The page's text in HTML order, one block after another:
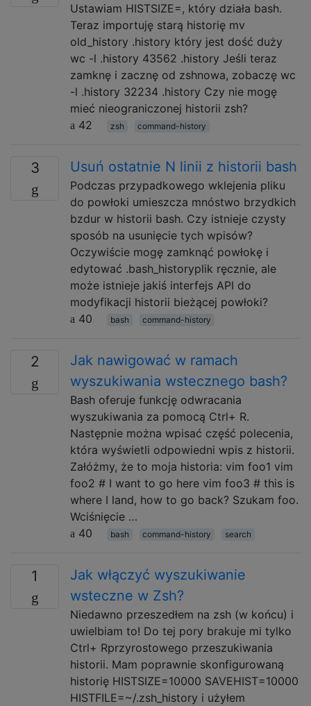
Ustawiam HISTSIZE=, który działa bash.
Teraz importuję starą historię mv
old_history .history który jest dość duży
wc -l .history 43562 .history Jeśli teraz
zamknę i zacznę od zshnowa, zobaczę wc
-l .history 32234 .history Czy nie mogę
mieć nieograniczonej historii zsh?
42
zsh command-history
3 Usuń ostatnie N linii z historii bash
Podczas przypadkowego wklejenia pliku
do powłoki umieszcza mnóstwo brzydkich
bzdur w historii bash. Czy istnieje czysty
sposób na usunięcie tych wpisów?
Oczywiście mogę zamknąć powłokę i
edytować .bash_historyplik ręcznie, ale
może istnieje jakiś interfejs API do
modyfikacji historii bieżącej powłoki?
40
bash command-history
2
Jak nawigować w ramach
wyszukiwania wstecznego bash?
Bash oferuje funkcję odwracania
wyszukiwania za pomocą Ctrl+ R.
Następnie można wpisać część polecenia,
która wyświetli odpowiedni wpis z historii.
Załóżmy, że to moja historia: vim foo1 vim
foo2 # I want to go here vim foo3 # this is
where I land, how to go back? Szukam foo.
Wciśnięcie …
40
bash command-history search
1
Jak włączyć wyszukiwanie
wsteczne w Zsh?
Niedawno przeszedłem na zsh (w końcu) i
uwielbiam to! Do tej pory brakuje mi tylko
Ctrl+ Rprzyrostowego przeszukiwania
historii. Mam poprawnie skonfigurowaną
historię HISTSIZE=10000 SAVEHIST=10000
HISTFILE=~/.zsh_history i użyłem